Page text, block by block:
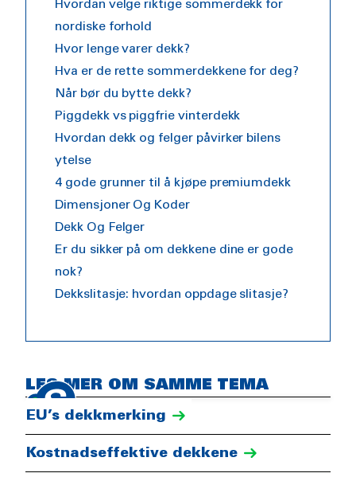
Hvordan velge riktige sommerdekk for
nordiske forhold
Hvor lenge varer dekk?
Hva er de rette sommerdekkene for deg?
Når bør du bytte dekk?
Piggdekk vs piggfrie vinterdekk
Hvordan dekk og felger påvirker bilens
ytelse
4 gode grunner til å kjøpe premiumdekk
Dimensjoner Og Koder
Dekk Og Felger
Er du sikker på om dekkene dine er gode
nok?
Dekkslitasje: hvordan oppdage slitasje?
LES MER OM SAMME TEMA
EU’s dekkmerking
Kostnadseffektive dekkene